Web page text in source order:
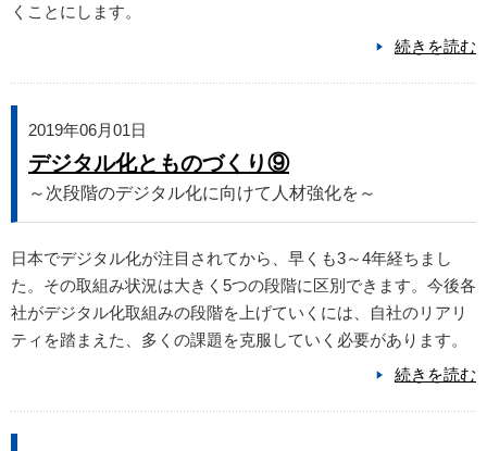
くことにします。
続きを読む
2019年06月01日
デジタル化とものづくり⑨
～次段階のデジタル化に向けて人材強化を～
日本でデジタル化が注目されてから、早くも3～4年経ちまし
た。その取組み状況は大きく5つの段階に区別できます。今後各
社がデジタル化取組みの段階を上げていくには、自社のリアリ
ティを踏まえた、多くの課題を克服していく必要があります。
続きを読む